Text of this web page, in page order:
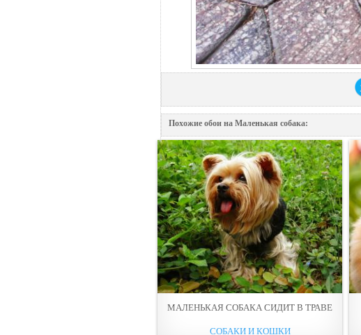
Похожие обои на Маленькая собака:
МАЛЕНЬКАЯ СОБАКА СИДИТ В ТРАВЕ
СОБАКИ И КОШКИ